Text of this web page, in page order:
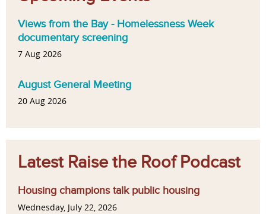
Views from the Bay - Homelessness Week
documentary screening
7 Aug 2026
August General Meeting
20 Aug 2026
Latest Raise the Roof Podcast
Housing champions talk public housing
Wednesday, July 22, 2026